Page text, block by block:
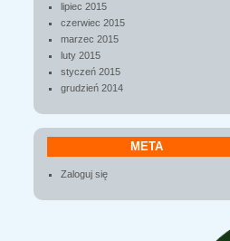
lipiec 2015
czerwiec 2015
marzec 2015
luty 2015
styczeń 2015
grudzień 2014
META
Zaloguj się